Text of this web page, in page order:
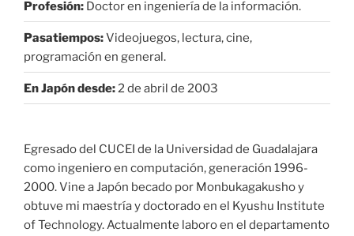
Profesión: Doctor en ingeniería de la información.
Pasatiempos:Videojuegos, lectura, cine,
programación en general.
En Japón desde:2 de abril de 2003
Egresado del CUCEI de la Universidad de Guadalajara
como ingeniero en computación, generación 1996-
2000. Vine a Japón becado por Monbukagakusho y
obtuve mi maestría y doctorado en el Kyushu Institute
of Technology. Actualmente laboro en el departamento